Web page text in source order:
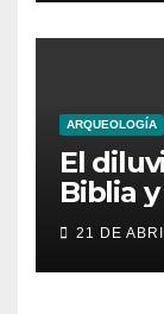
ARQUEOLOGÍA
El
Biblia
21 DE